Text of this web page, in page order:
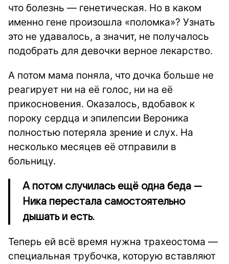
что болезнь — генетическая. Но в каком
именно гене произошла «поломка»? Узнать
это не удавалось, а значит, не получалось
подобрать для девочки верное лекарство.
А потом мама поняла, что дочка больше не
реагирует ни на её голос, ни на её
прикосновения. Оказалось, вдобавок к
пороку сердца и эпилепсии Вероника
полностью потеряла зрение и слух. На
несколько месяцев её отправили в
больницу.
А потом случилась ещё одна беда —
Ника перестала самостоятельно
дышать и есть.
Теперь ей всё время нужна трахеостома —
специальная трубочка, которую вставляют